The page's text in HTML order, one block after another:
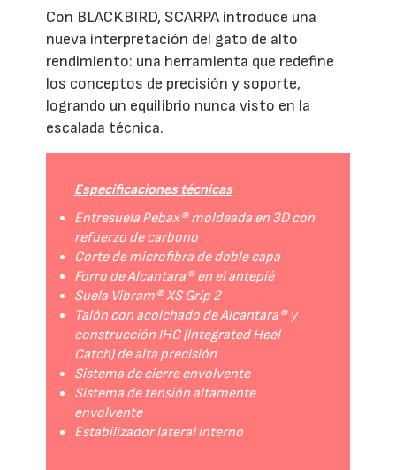
Con BLACKBIRD, SCARPA introduce una
nueva interpretación del gato de alto
rendimiento: una herramienta que redefine
los conceptos de precisión y soporte,
logrando un equilibrio nunca visto en la
escalada técnica.
Especificaciones técnicas
Entresuela Pebax® moldeada en 3D con
refuerzo de carbono
Corte de microfibra de doble capa
Forro de Alcantara® en el antepié
Suela Vibram® XS Grip 2
Talón con acolchado de Alcantara® y
construcción IHC (Integrated Heel
Catch) de alta precisión
Sistema de cierre envolvente
Sistema de tensión altamente
envolvente
Estabilizador lateral interno